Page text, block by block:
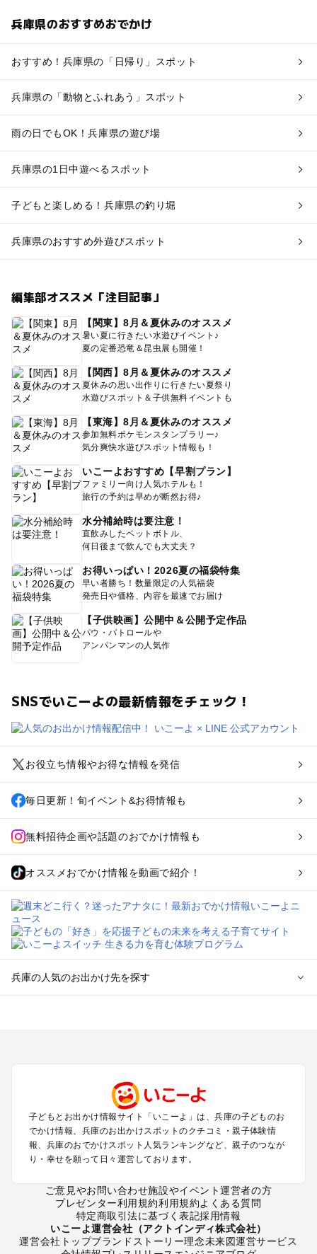
兵庫県のおすすめおでかけ
おすすめ！兵庫県の「日帰り」スポット
兵庫県の「動物とふれあう」スポット
雨の日でもOK！兵庫県の遊び場
兵庫県の1日中遊べるスポット
子どもと楽しめる！兵庫県の釣り堀
兵庫県のおすすめ外遊びスポット
編集部オススメ「注目記事」
【関東】8月＆夏休みのオススメ
暑い夏に行きたい水遊びイベント♪
夏の定番恐竜＆昆虫展も開催！
【関西】8月＆夏休みのオススメ
夏休みの思い出作りに行きたい夏祭り
水遊びスポット＆子供無料イベントも
【東海】8月＆夏休みのオススメ
参加無料ポケモンスタンプラリー♪
気分爽快水遊びスポット情報も！
いこーよおすすめ【早割プラン】
ファミリー向け人気ホテルも！
旅行の予約は早めが断然お得♪
水分補給時は要注意！
直飲みしたペットボトル、
何日後まで飲んでも大丈夫？
お得いっぱい！2026夏の福袋特集
早い者勝ち！数量限定の人気福袋
発売日や価格、内容を最速でお届け
【子供映画】公開中＆公開予定作品
パウ・パトロールや
アンパンマンの人気作
SNSでいこーよの最新情報をチェック！
お役立ち情報やお得な情報を発信
毎日更新！旬イベント&お得情報も
無料招待企画や話題のおでかけ情報も
オススメおでかけ情報を動画で紹介！
兵庫の人気のお出かけ先を探す
淡路島のプールお出かけ
城崎・豊岡・竹野のプールお出かけ
神鍋・養父・和田山・鉢伏のプールお出かけ
香住・湯村・浜坂のプールお出かけ
兵庫の遊園地
兵庫の動物園
兵庫のバーベキュー
兵庫の釣り
子どもとお出かけ情報サイト「いこーよ」は、兵庫の子どものお
でかけ情報、兵庫のお出かけスポットのクチコミ・親子体験情
報、兵庫のおでかけスポット人気ランキングなど、親子のつなが
り・幸せを願って日々運営しております。
ご意見やお問い合わせ施設やイベント運営者の方
プレゼンター利用規約利用規約よくある質問
特定商取引法に基づく表記採用情報
いこーよ運営会社（アクトインディ株式会社）
運営会社トップブランドストーリー理念未来図運営サービス